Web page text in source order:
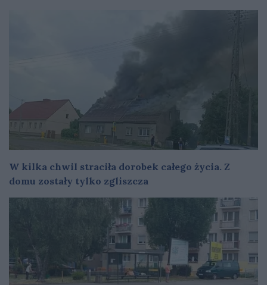
W kilka chwil straciła dorobek całego życia. Z
domu zostały tylko zgliszcza